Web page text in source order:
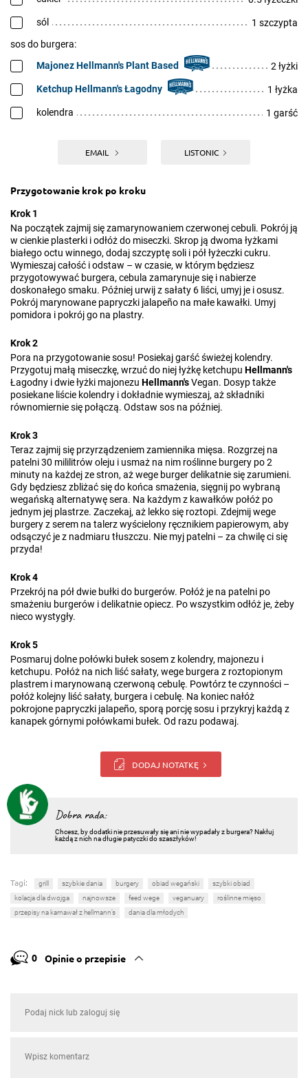
sól
1 szczypta
sos do burgera:
Majonez Hellmann's Plant Based
2 łyżki
Ketchup Hellmann's Łagodny 1 łyżka
kolendra 1 garść
EMAIL LISTONIC
Przygotowanie krok po kroku
Krok 1
Na początek zajmij się zamarynowaniem czerwonej cebuli. Pokrój ją
w cienkie plasterki i odłóż do miseczki. Skrop ją dwoma łyżkami
białego octu winnego, dodaj szczyptę soli i pół łyżeczki cukru.
Wymieszaj całość i odstaw – w czasie, w którym będziesz
przygotowywać burgera, cebula zamarynuje się i nabierze
doskonałego smaku. Później urwij z sałaty 6 liści, umyj je i osusz.
Pokrój marynowane papryczki jalapeño na małe kawałki. Umyj
pomidora i pokrój go na plastry.
Krok 2
Pora na przygotowanie sosu! Posiekaj garść świeżej kolendry.
Przygotuj małą miseczkę, wrzuć do niej łyżkę ketchupu Hellmann's
Łagodny i dwie łyżki majonezu Hellmann'sVegan. Dosyp także
posiekane liście kolendry i dokładnie wymieszaj, aż składniki
równomiernie się połączą. Odstaw sos na później.
Krok 3
Teraz zajmij się przyrządzeniem zamiennika mięsa. Rozgrzej na
patelni 30 mililitrów oleju i usmaż na nim roślinne burgery po 2
minuty na każdej ze stron, aż wege burger delikatnie się zarumieni.
Gdy będziesz zbliżać się do końca smażenia, sięgnij po wybraną
wegańską alternatywę sera. Na każdym z kawałków połóż po
jednym jej plastrze. Zaczekaj, aż lekko się roztopi. Zdejmij wege
burgery z serem na talerz wyścielony ręcznikiem papierowym, aby
odsączyć je z nadmiaru tłuszczu. Nie myj patelni – za chwilę ci się
przyda!
Krok 4
Przekrój na pół dwie bułki do burgerów. Połóż je na patelni po
smażeniu burgerów i delikatnie opiecz. Po wszystkim odłóż je, żeby
nieco wystygły.
Krok 5
Posmaruj dolne połówki bułek sosem z kolendry, majonezu i
ketchupu. Połóż na nich liść sałaty, wege burgera z roztopionym
plastrem i marynowaną czerwoną cebulę. Powtórz te czynności –
połóż kolejny liść sałaty, burgera i cebulę. Na koniec nałóż
pokrojone papryczki jalapeño, sporą porcję sosu i przykryj każdą z
kanapek górnymi połówkami bułek. Od razu podawaj.
DODAJ NOTATKĘ
Dobra rada:
Chcesz, by dodatki nie przesuwały się ani nie wypadały z burgera? Nakłuj
każdą z nich na długie patyczki do szaszłyków!
Tagi: grill szybkie dania burgery obiad wegański
szybki obiad
kolacja dla dwojga
najnowsze feed wege veganuary
roślinne mięso
przepisy na karnawał z hellmann’s
dania dla młodych
0 Opinie o przepisie